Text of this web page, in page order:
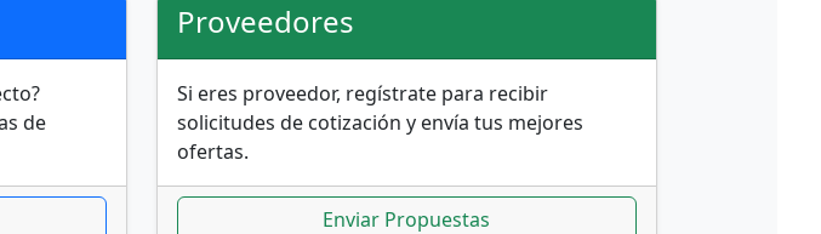
de
Proveedores
Si eres proveedor, regístrate para recibir
solicitudes de cotización y envía tus mejores
ofertas.
Enviar Propuestas